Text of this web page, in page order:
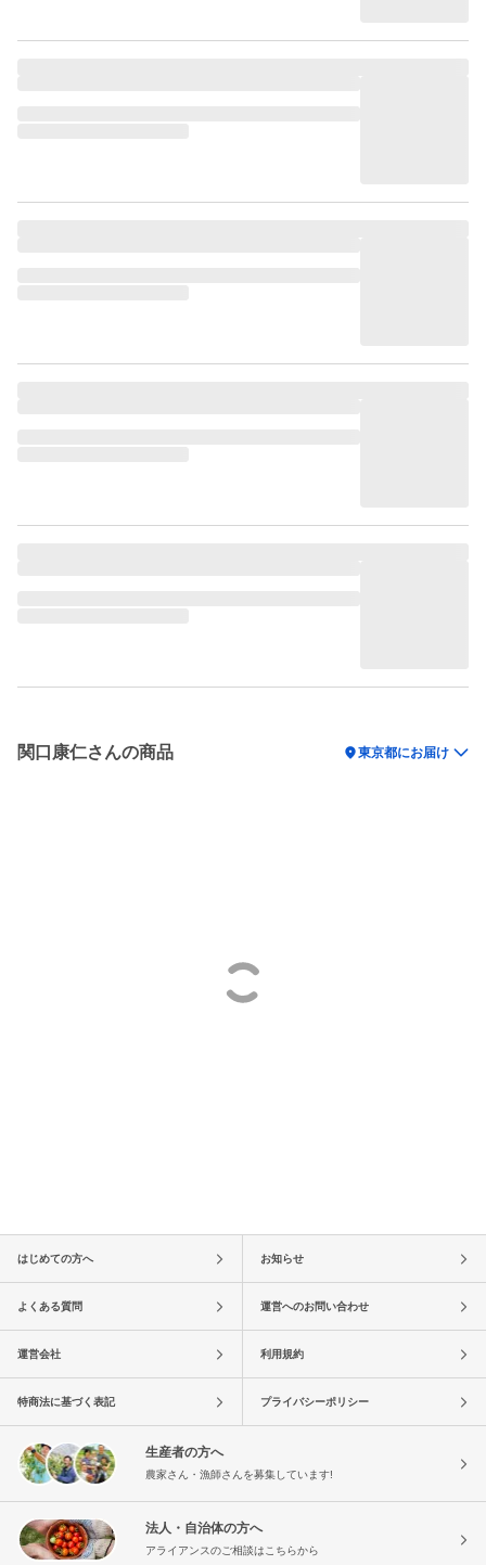
関口康仁さんの商品 location_on東京都にお届け
はじめての方へ お知らせ
よくある質問 運営へのお問い合わせ
運営会社 利用規約
特商法に基づく表記 プライバシーポリシー
生産者の方へ
農家さん・漁師さんを募集しています!
法人・自治体の方へ
アライアンスのご相談はこちらから